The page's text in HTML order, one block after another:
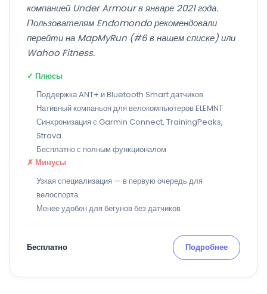
компанией Under Armour в январе 2021 года.
Пользователям Endomondo рекомендовали
перейти на MapMyRun (#6 в нашем списке) или
Wahoo Fitness.
✓ Плюсы
Поддержка ANT+ и Bluetooth Smart датчиков
Нативный компаньон для велокомпьютеров ELEMNT
Синхронизация с Garmin Connect, TrainingPeaks,
Strava
Бесплатно с полным функционалом
✗ Минусы
Узкая специализация — в первую очередь для
велоспорта
Менее удобен для бегунов без датчиков
Бесплатно Подробнее